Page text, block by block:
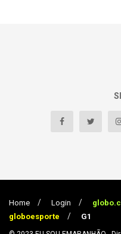
Home Login
globoesporte
G1